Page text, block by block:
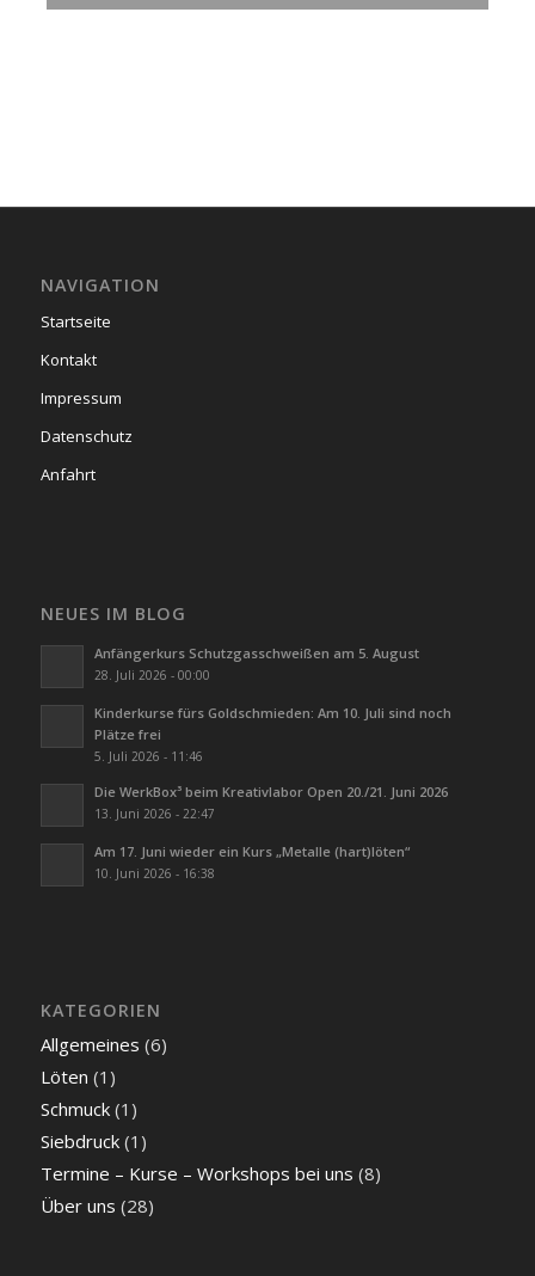
NAVIGATION
Startseite
Kontakt
Impressum
Datenschutz
Anfahrt
NEUES IM BLOG
Anfängerkurs Schutzgasschweißen am 5. August
28. Juli 2026 - 00:00
Kinderkurse fürs Goldschmieden: Am 10. Juli sind noch
Plätze frei
5. Juli 2026 - 11:46
Die WerkBox³ beim Kreativlabor Open 20./21. Juni 2026
13. Juni 2026 - 22:47
Am 17. Juni wieder ein Kurs „Metalle (hart)löten“
10. Juni 2026 - 16:38
KATEGORIEN
Allgemeines (6)
Löten (1)
Schmuck(1)
Siebdruck(1)
Termine – Kurse – Workshops bei uns (8)
Über uns (28)